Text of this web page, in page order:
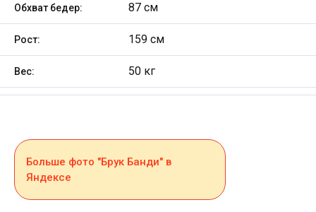
Обхват бедер: 87 см
Рост: 159 см
Вес: 50 кг
Больше фото "Брук Банди" в
Яндексе